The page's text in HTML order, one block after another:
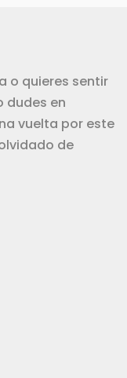
o quieres sentir
dudes en
vuelta por este
de